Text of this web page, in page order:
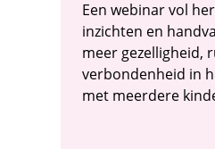
Een webinar vol
inzichten en
meer gezelligheid,
verbondenheid in
met meerdere